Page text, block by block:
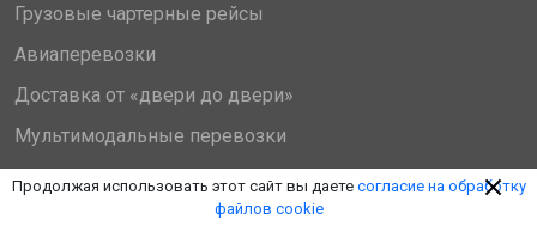
Грузовые чартерные рейсы
Авиаперевозки
Доставка от «двери до двери»
Мультимодальные перевозки
Автоперевозки
Продолжая использовать этот сайт вы даете согласие на обработку
файлов cookie